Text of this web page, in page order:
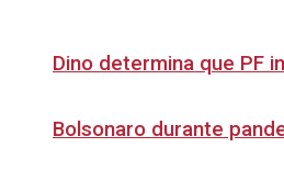
Dino determina que PF
Bolsonaro durante